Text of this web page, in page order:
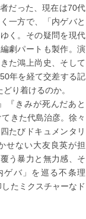
だった、現在は70代
一方で、「内ゲバと
く。その疑問を現代
劇パートも製作。演
た鴻上尚史、そして
年を経て交差する記
り着けるのか。
『きみが死んだあと
きた代島治彦。徐々
たびドキュメンタリ
せない大友良英が担
う暴力と無力感、そ
バ」を巡る不条理
たミクスチャーなド